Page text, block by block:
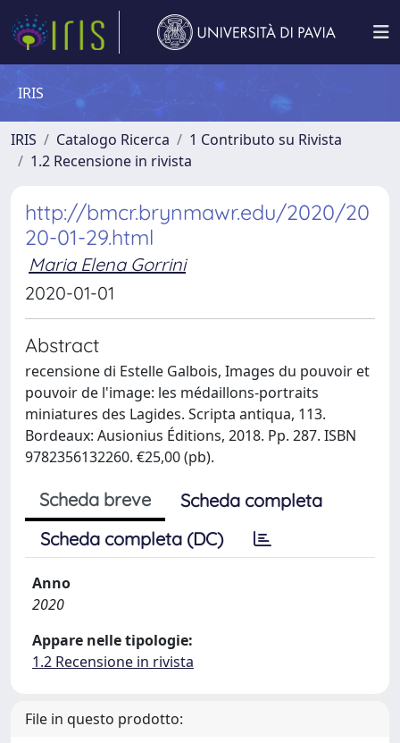
IRIS
IRIS Catalogo Ricerca
1 Contributo su Rivista
1.2 Recensione in rivista
http://bmcr.brynmawr.edu/2020/20
20-01-29.html
Maria Elena Gorrini
2020-01-01
Abstract
recensione di Estelle Galbois, Images du pouvoir et
pouvoir de l'image: les médaillons-portraits
miniatures des Lagides. Scripta antiqua, 113.
Bordeaux: Ausionius Éditions, 2018. Pp. 287. ISBN
9782356132260. €25,00 (pb).
Scheda breve
Scheda completa
Scheda completa (DC)
Anno
2020
Appare nelle tipologie:
1.2 Recensione in rivista
File in questo prodotto: